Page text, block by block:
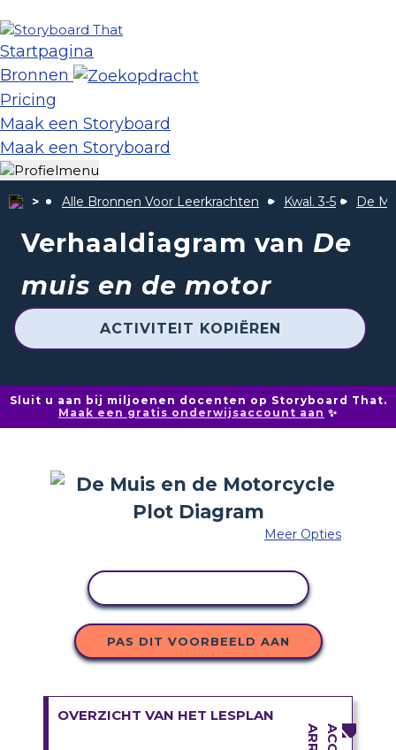
Startpagina
Bronnen
Pricing
Maak een Storyboard
Maak een Storyboard
Alle Bronnen Voor Leerkrachten Kwal. 3-5 De
Verhaaldiagram van De
muis en de motor
ACTIVITEIT KOPIËREN
Sluit u aan bij miljoenen docenten op Storyboard That.
Maak een gratis onderwijsaccount aan ✨
Meer Opties
PAS DIT VOORBEELD AAN
OVERZICHT VAN HET LESPLAN